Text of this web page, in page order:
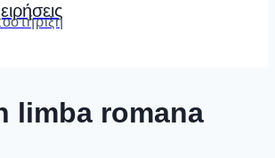
limba romana